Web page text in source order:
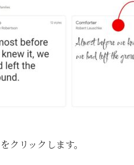
クリックします。